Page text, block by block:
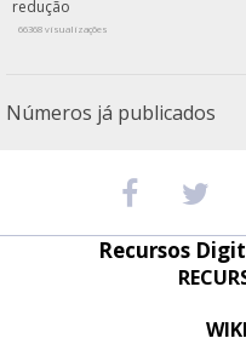
redução
66368 visualizações
Números já publicados
Recursos